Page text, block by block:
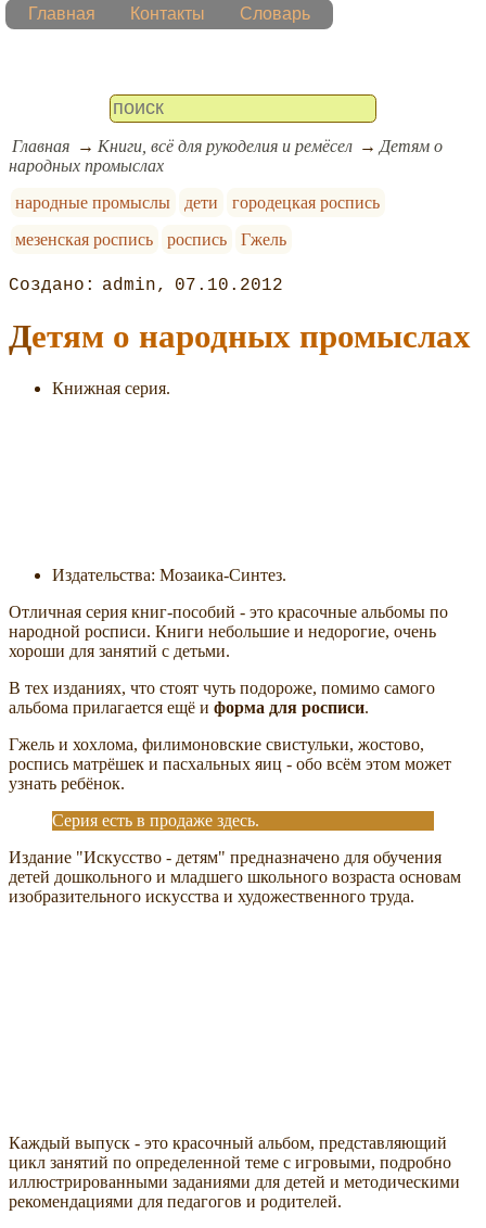
Главная Контакты Словарь
Главная Книги, всё для рукоделия и ремёсел
Детям о
народных промыслах
народные промыслы
дети
городецкая роспись
мезенская роспись
роспись Гжель
admin 07.10.2012
Детям о народных промыслах
Книжная серия.
Издательства: Мозаика-Синтез.
Отличная серия книг-пособий - это красочные альбомы по
народной росписи. Книги небольшие и недорогие, очень
хороши для занятий с детьми.
В тех изданиях, что стоят чуть подороже, помимо самого
альбома прилагается ещё и форма для росписи.
Гжель и хохлома, филимоновские свистульки, жостово,
роспись матрёшек и пасхальных яиц - обо всём этом может
узнать ребёнок.
Серия есть в продаже здесь.
Издание "Искусство - детям" предназначено для обучения
детей дошкольного и младшего школьного возраста основам
изобразительного искусства и художественного труда.
Каждый выпуск - это красочный альбом, представляющий
цикл занятий по определенной теме с игровыми, подробно
иллюстрированными заданиями для детей и методическими
рекомендациями для педагогов и родителей.